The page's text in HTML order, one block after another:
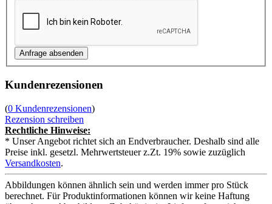
Kundenrezensionen
(0 Kundenrezensionen)
Rezension schreiben
Rechtliche Hinweise:
* Unser Angebot richtet sich an Endverbraucher. Deshalb sind alle
Preise inkl. gesetzl. Mehrwertsteuer z.Zt. 19% sowie zuzüglich
Versandkosten.
Abbildungen können ähnlich sein und werden immer pro Stück
berechnet. Für Produktinformationen können wir keine Haftung